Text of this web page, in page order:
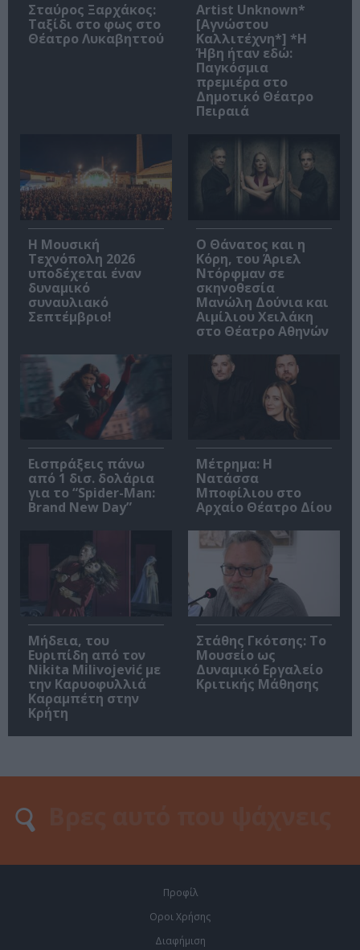
Σταύρος Ξαρχάκος:
Ταξίδι στο φως στο
Θέατρο Λυκαβηττού
Artist Unknown*
[Αγνώστου
Καλλιτέχνη*] *Η
Ήβη ήταν εδώ:
Παγκόσμια
πρεμιέρα στο
Δημοτικό Θέατρο
Πειραιά
Η Μουσική
Τεχνόπολη 2026
υποδέχεται έναν
δυναμικό
συναυλιακό
Σεπτέμβριο!
Ο Θάνατος και η
Κόρη, του Άριελ
Ντόρφμαν σε
σκηνοθεσία
Μανώλη Δούνια και
Αιμίλιου Χειλάκη
στο Θέατρο Αθηνών
Εισπράξεις πάνω
από 1 δισ. δολάρια
για το “Spider-Man:
Brand New Day”
Μέτρημα: Η
Νατάσσα
Μποφίλιου στο
Αρχαίο Θέατρο Δίου
Μήδεια, του
Ευριπίδη από τον
Nikita Milivojević με
την Καρυοφυλλιά
Καραμπέτη στην
Κρήτη
Στάθης Γκότσης: Το
Μουσείο ως
Δυναμικό Εργαλείο
Κριτικής Μάθησης
Προφίλ
Οροι Χρήσης
Διαφήμιση